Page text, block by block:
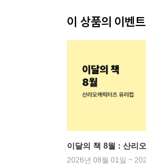
이 상품의 이벤트
이달의 책 8월 : 산리
2026년 08월 01일 ~